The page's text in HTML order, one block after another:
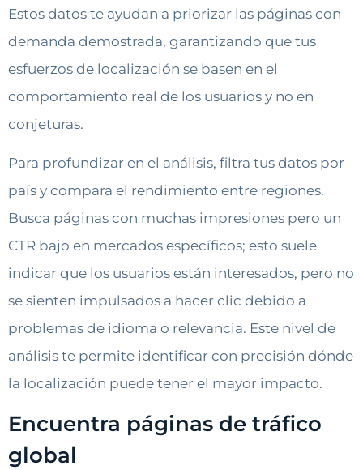
Estos datos te ayudan a priorizar las páginas con
demanda demostrada, garantizando que tus
esfuerzos de localización se basen en el
comportamiento real de los usuarios y no en
conjeturas.
Para profundizar en el análisis, filtra tus datos por
país y compara el rendimiento entre regiones.
Busca páginas con muchas impresiones pero un
CTR bajo en mercados específicos; esto suele
indicar que los usuarios están interesados, pero no
se sienten impulsados ​​a hacer clic debido a
problemas de idioma o relevancia. Este nivel de
análisis te permite identificar con precisión dónde
la localización puede tener el mayor impacto.
Encuentra páginas de tráfico
global